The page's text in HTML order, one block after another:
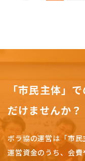
「市民主体」
だけませんか？
ボラ協の運営は「市民
運営資金のうち、会